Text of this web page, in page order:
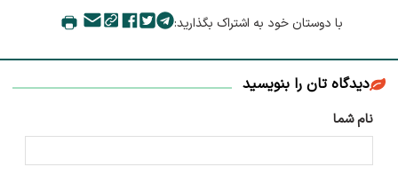
با دوستان خود به اشتراک بگذارید:
دیدگاه تان را بنویسید
نام شما